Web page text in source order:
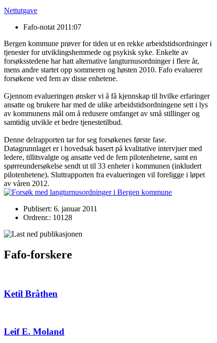
Nettutgave
Fafo-notat 2011:07
Bergen kommune prøver for tiden ut en rekke arbeidstidsordninger i
tjenester for utviklingshemmede og psykisk syke. Enkelte av
forsøksstedene har hatt alternative langturnusordninger i flere år,
mens andre startet opp sommeren og høsten 2010. Fafo evaluerer
forsøkene ved fem av disse enhetene.
Gjennom evalueringen ønsker vi å få kjennskap til hvilke erfaringer
ansatte og brukere har med de ulike arbeidstidsordningene sett i lys
av kommunens mål om å redusere omfanget av små stillinger og
samtidig utvikle et bedre tjenestetilbud.
Denne delrapporten tar for seg forsøkenes første fase.
Datagrunnlaget er i hovedsak basert på kvalitative intervjuer med
ledere, tillitsvalgte og ansatte ved de fem pilotenhetene, samt en
spørreundersøkelse sendt ut til 33 enheter i kommunen (inkludert
pilotenhetene). Sluttrapporten fra evalueringen vil foreligge i løpet
av våren 2012.
Publisert: 6. januar 2011
Ordrenr.: 10128
Fafo-forskere
Ketil Bråthen
Leif E. Moland